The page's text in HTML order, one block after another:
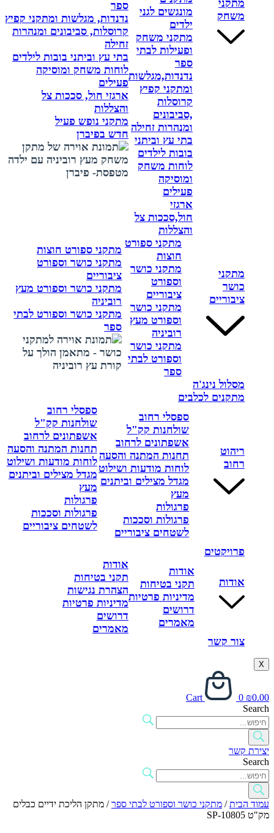
מתקני
משחק
מונגשים לגני
ילדים
מתקני משחק
ופעילות לבתי
ספר
נדנדות,מגלשות
ומתקני קפיץ
קרוסלות
,סביבונים
ומנהרות זחילה
בתי עץ וביתני
בובות לילדים
לוחות משחק
ומוסיקה
פעילים
ארגזי
חול,סככות צל
והצללות
ספר
נדנדות, מגלשות ומתקני קפיץ
קרוסלות, סביבונים ומנהרות
זחילה
בתי עץ וביתני בובות לילדים
לוחות משחק ומוסיקה
פעילים
ארגזי חול, סככות צל
והצללות
מתקני נופש פעיל
חדש בפיברן
מתקני
כושר
ציבוריים
מתקני ספורט
חוצות
מתקני כושר
וספורט
ציבוריים
מתקני כושר
וספורט מעץ
רוביניה
מתקני כושר
וספורט לבתי
ספר
מתקני ספורט חוצות
מתקני כושר וספורט
ציבוריים
מתקני כושר וספורט מעץ
רוביניה
מתקני כושר וספורט לבתי
ספר
מסלול נינג'ה
מתקנים לכלבים
ריהוט
רחוב
ספסלי רחוב
שולחנות קק"ל
אשפתונים לרחוב
תחנות המתנה והסעה
לוחות מודעות ושילוט
מגדל מצילים וביתנים
מעץ
פרגולות
פרגולות וסככות
לשטחים ציבוריים
ספסלי רחוב
שולחנות קק"ל
אשפתונים לרחוב
תחנות המתנה והסעה
לוחות מודעות ושילוט
מגדל מצילים וביתנים
מעץ
פרגולות
פרגולות וסככות
לשטחים ציבוריים
פרויקטים
אודות
אודות
תקני בטיחות
מדיניות פרטיות
דרושים
מאמרים
אודות
תקני בטיחות
הצהרת נגישות
מדיניות פרטיות
דרושים
מאמרים
צור קשר
X
₪0.00
0
Cart
Search
יצירת קשר
Search
עמוד הבית/ מתקני כושר וספורט לבתי ספר/ מתקן הליכת ידיים כבלים
מק"ט SP-10805